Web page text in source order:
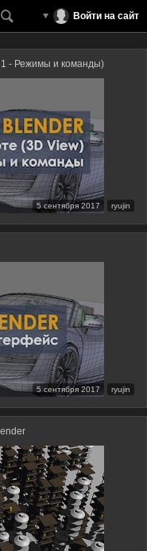
Войти на сайт
1 - Режимы и команды)
5 сентября 2017 ryujin
5 сентября 2017 ryujin